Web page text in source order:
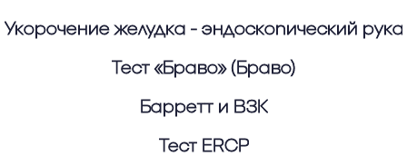
Укорочение желудка - эндоскопический
Тест «Браво» (Браво)
Барретт и ВЗК
Тест ERCP